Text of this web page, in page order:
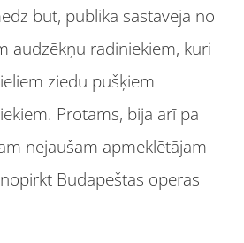
būt, publika sastāvēja no
audzēkņu radiniekiem, kuri
ziedu pušķiem
Protams, bija arī pa
nejaušam apmeklētājam
Budapeštas operas